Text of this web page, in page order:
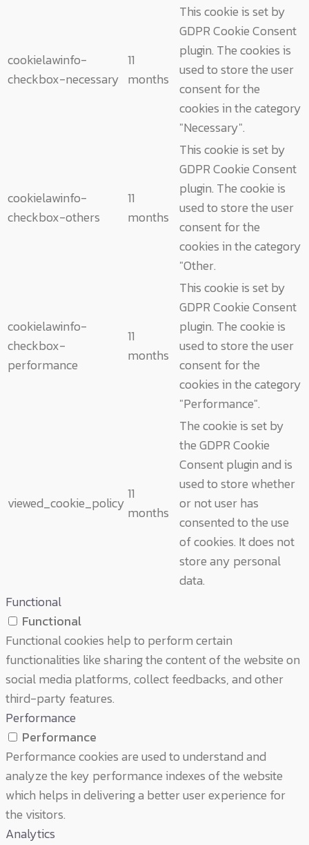
cookielawinfo-
checkbox-necessary
11
months
This cookie is set by
GDPR Cookie Consent
plugin. The cookies is
used to store the user
consent for the
cookies in the category
"Necessary".
cookielawinfo-
checkbox-others
11
months
This cookie is set by
GDPR Cookie Consent
plugin. The cookie is
used to store the user
consent for the
cookies in the category
"Other.
cookielawinfo-
checkbox-
performance
11
months
This cookie is set by
GDPR Cookie Consent
plugin. The cookie is
used to store the user
consent for the
cookies in the category
"Performance".
viewed_cookie_policy
11
months
The cookie is set by
the GDPR Cookie
Consent plugin and is
used to store whether
or not user has
consented to the use
of cookies. It does not
store any personal
data.
Functional
Functional
Functional cookies help to perform certain
functionalities like sharing the content of the website on
social media platforms, collect feedbacks, and other
third-party features.
Performance
Performance
Performance cookies are used to understand and
analyze the key performance indexes of the website
which helps in delivering a better user experience for
the visitors.
Analytics